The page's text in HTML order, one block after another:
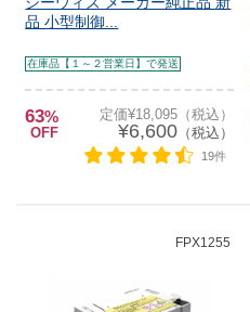
品 小型制御...
在庫品【１～２営業日】で発送
63%
OFF
定価¥18,095（税込）
¥6,600（税込）
19件
FPX1255